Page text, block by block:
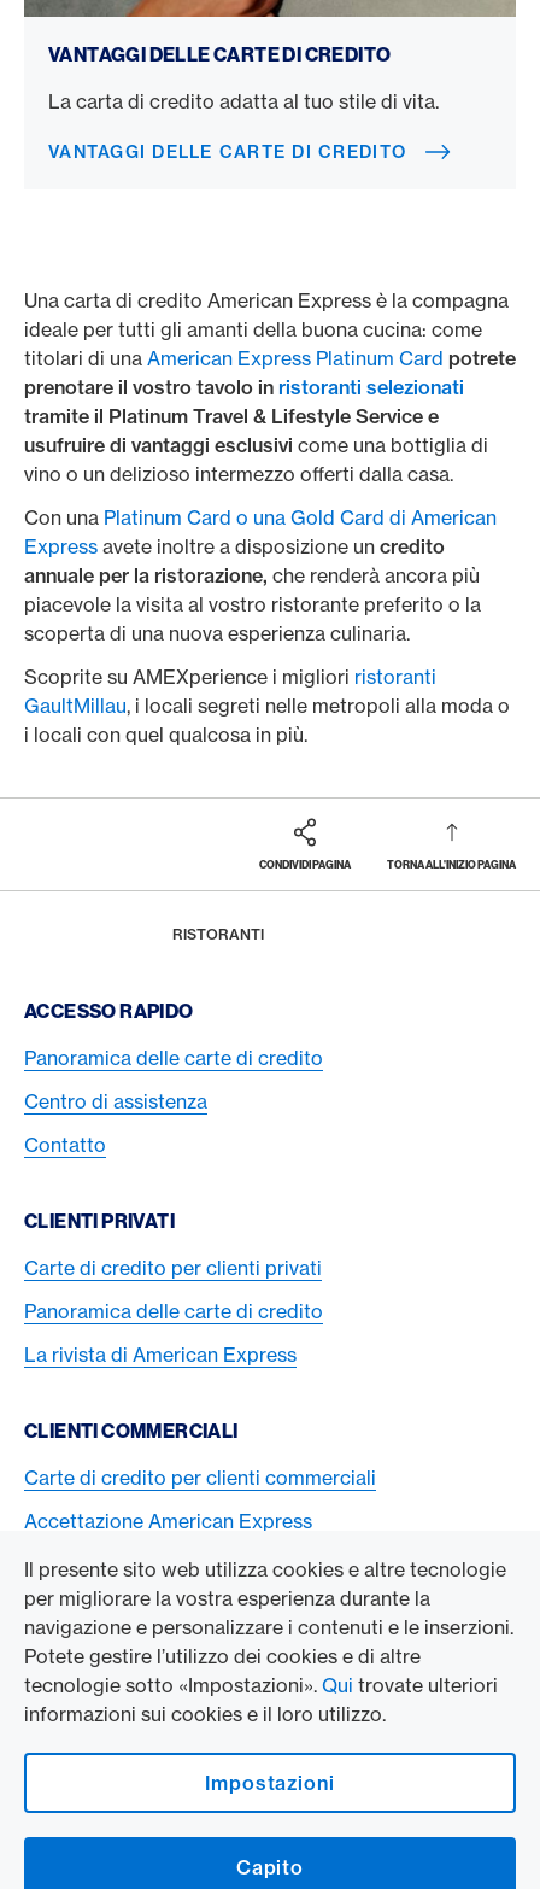
Il presente sito web utilizza cookies e altre tecnologie
per migliorare la vostra esperienza durante la
navigazione e personalizzare i contenuti e le inserzioni.
Potete gestire l’utilizzo dei cookies e di altre
tecnologie sotto «Impostazioni». Qui trovate ulteriori
informazioni sui cookies e il loro utilizzo.
Impostazioni
Capito
VANTAGGI DELLE CARTE DI CREDITO
La carta di credito adatta al tuo stile di vita.
VANTAGGI DELLE CARTE DI CREDITO
Una carta di credito American Express è la compagna
ideale per tutti gli amanti della buona cucina: come
titolari di una American Express Platinum Card potrete
prenotare il vostro tavolo in ristoranti selezionati
tramite il Platinum Travel & Lifestyle Service e
usufruire di vantaggi esclusivi come una bottiglia di
vino o un delizioso intermezzo offerti dalla casa.
Con una Platinum Card o una Gold Card di American
Express avete inoltre a disposizione un credito
annuale per la ristorazione, che renderà ancora più
piacevole la visita al vostro ristorante preferito o la
scoperta di una nuova esperienza culinaria.
Scoprite su AMEXperience i migliori ristoranti
GaultMillau, i locali segreti nelle metropoli alla moda o
i locali con quel qualcosa in più.
CONDIVIDI PAGINA TORNA ALL'INIZIO PAGINA
Footer
RISTORANTI
Footer Navigation
ACCESSO RAPIDO
Panoramica delle carte di credito
Centro di assistenza
Contatto
CLIENTI PRIVATI
Carte di credito per clienti privati
Panoramica delle carte di credito
La rivista di American Express
CLIENTI COMMERCIALI
Carte di credito per clienti commerciali
Accettazione American Express
L’AZIENDA
Swisscard AECS GmbH
American Express Globale
Contact & Social channels
American Express on Facebook
American Express Switzerland on Instagram
American Express Cards, issued by Swisscard AECS GmbH, Neugasse 18, 8810
Horgen | Copyright © 2026